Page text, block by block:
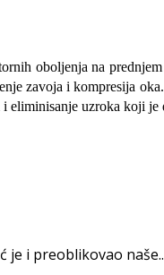
oboljenja na
zavoja i kompresija
eliminisanje uzroka koji je
i preoblikovao